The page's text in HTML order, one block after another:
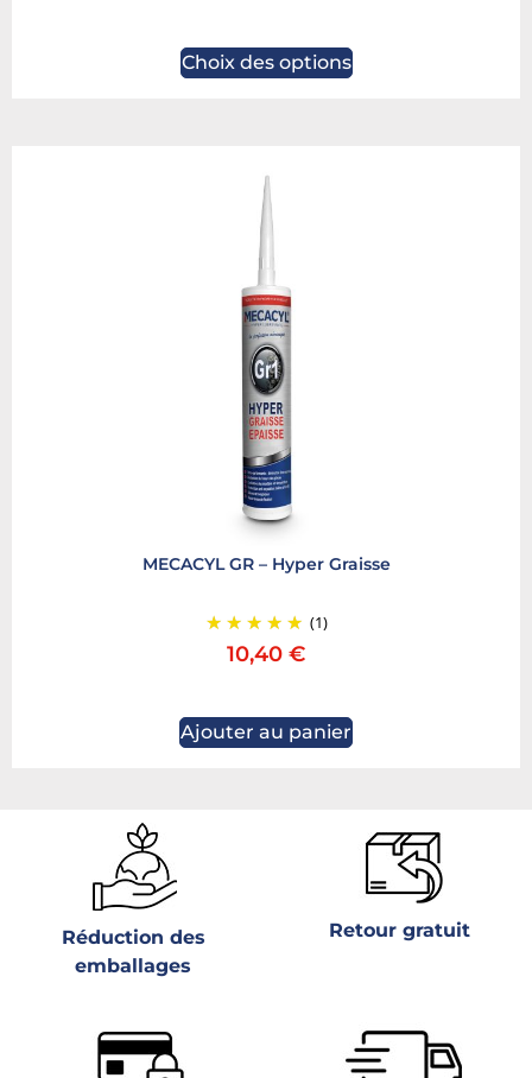
Choix des options
MECACYL GR – Hyper Graisse
(1)
10,40 €
Ajouter au panier
Réduction des
emballages
Retour gratuit